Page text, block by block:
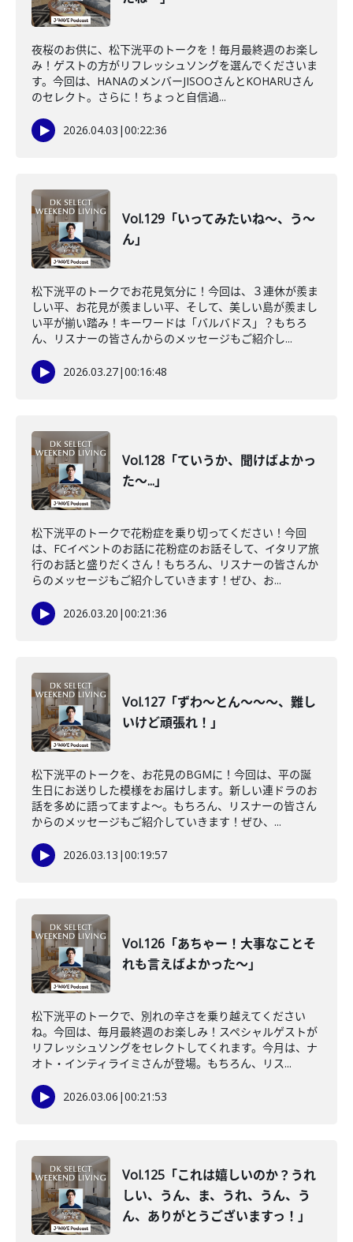
夜桜のお供に、松下洸平のトークを！毎月最終週のお楽し
み！ゲストの方がリフレッシュソングを選んでくださいま
す。今回は、HANAのメンバーJISOOさんとKOHARUさん
のセレクト。さらに！ちょっと自信過...
2026.04.03 |00:22:36
Vol.129「いってみたいね～、う～
ん」
松下洸平のトークでお花見気分に！今回は、３連休が羨ま
しい平、お花見が羨ましい平、そして、美しい島が羨まし
い平が揃い踏み！キーワードは「バルバドス」？もちろ
ん、リスナーの皆さんからのメッセージもご紹介し...
2026.03.27|00:16:48
Vol.128「ていうか、聞けばよかっ
た～...」
松下洸平のトークで花粉症を乗り切ってください！今回
は、FCイベントのお話に花粉症のお話そして、イタリア旅
行のお話と盛りだくさん！もちろん、リスナーの皆さんか
らのメッセージもご紹介していきます！ぜひ、お...
2026.03.20 |00:21:36
Vol.127「ずわ〜とん〜〜〜、難し
いけど頑張れ！」
松下洸平のトークを、お花見のBGMに！今回は、平の誕
生日にお送りした模様をお届けします。新しい連ドラのお
話を多めに語ってますよ〜。もちろん、リスナーの皆さん
からのメッセージもご紹介していきます！ぜひ、...
2026.03.13 |00:19:57
Vol.126「あちゃー！大事なことそ
れも言えばよかった〜」
松下洸平のトークで、別れの辛さを乗り越えてください
ね。今回は、毎月最終週のお楽しみ！スペシャルゲストが
リフレッシュソングをセレクトしてくれます。今月は、ナ
オト・インティライミさんが登場。もちろん、リス...
2026.03.06 |00:21:53
Vol.125「これは嬉しいのか？うれ
しい、うん、ま、うれ、うん、う
ん、ありがとうございますっ！」